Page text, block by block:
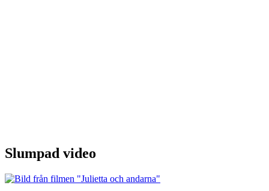
Slumpad video